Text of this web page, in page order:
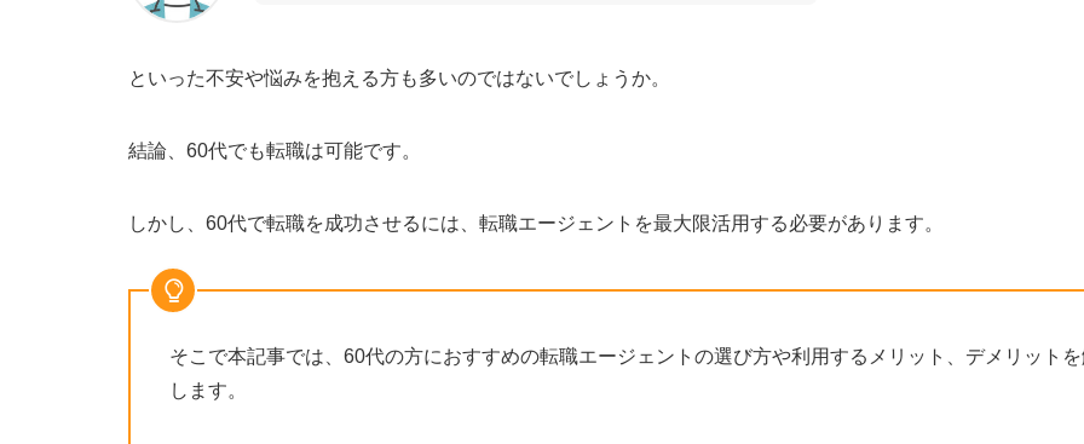
といった不安や悩みを抱える方も多いのではないでしょうか。
結論、60代でも転職は可能です。
しかし、60代で転職を成功させるには、転職エージェントを最大限活用する必要があります。
そこで本記事では、60代の方におすすめの転職エージェントの選び方や利用するメリット、デメリット
します。